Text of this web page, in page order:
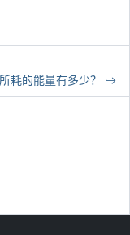
耗的能量有多少？